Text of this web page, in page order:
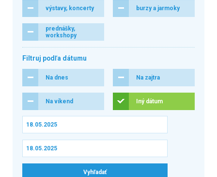
výstavy, koncerty burzy a jarmoky
prednášky,
workshopy
Filtruj podľa dátumu
Na dnes Na zajtra
Na víkend Iný dátum